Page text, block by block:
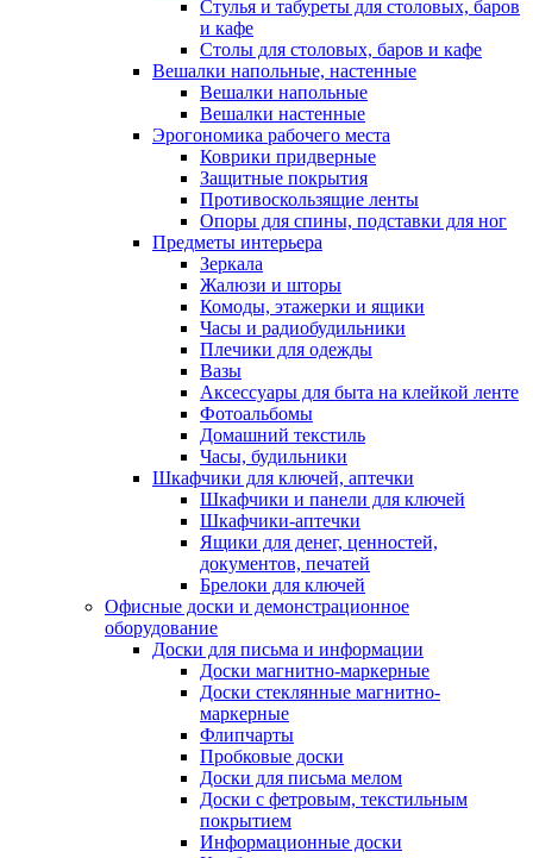
Стулья и табуреты для столовых, баров
и кафе
Столы для столовых, баров и кафе
Вешалки напольные, настенные
Вешалки напольные
Вешалки настенные
Эрогономика рабочего места
Коврики придверные
Защитные покрытия
Противоскользящие ленты
Опоры для спины, подставки для ног
Предметы интерьера
Зеркала
Жалюзи и шторы
Комоды, этажерки и ящики
Часы и радиобудильники
Плечики для одежды
Вазы
Аксессуары для быта на клейкой ленте
Фотоальбомы
Домашний текстиль
Часы, будильники
Шкафчики для ключей, аптечки
Шкафчики и панели для ключей
Шкафчики-аптечки
Ящики для денег, ценностей,
документов, печатей
Брелоки для ключей
Офисные доски и демонстрационное
оборудование
Доски для письма и информации
Доски магнитно-маркерные
Доски стеклянные магнитно-
маркерные
Флипчарты
Пробковые доски
Доски для письма мелом
Доски с фетровым, текстильным
покрытием
Информационные доски